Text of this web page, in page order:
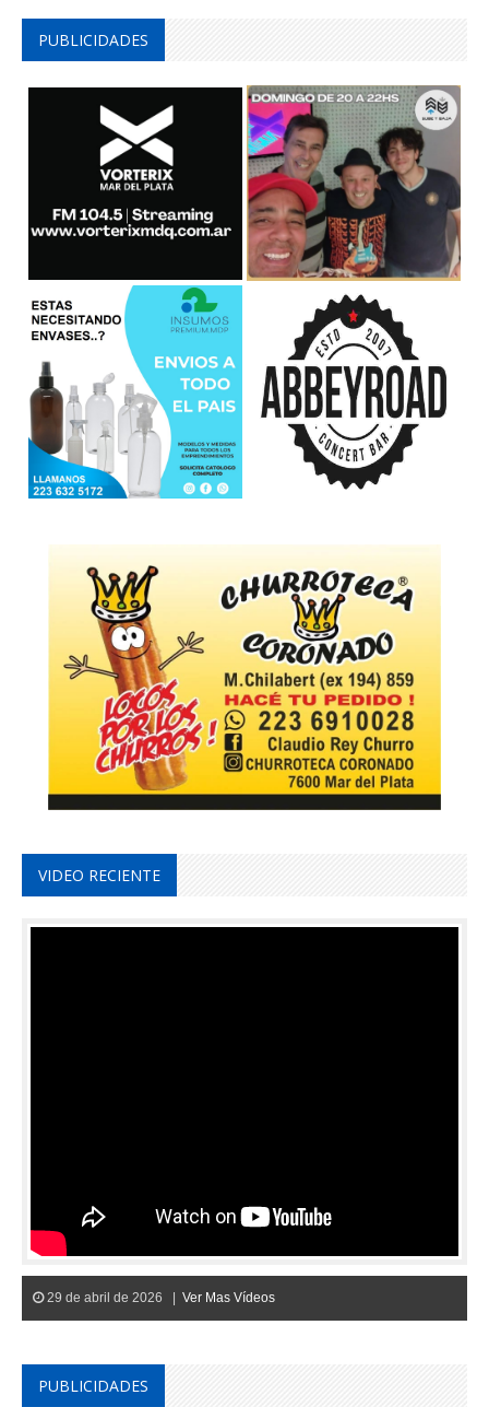
PUBLICIDADES
VIDEO RECIENTE
29 de abril de 2026 | Ver Mas Vídeos
PUBLICIDADES